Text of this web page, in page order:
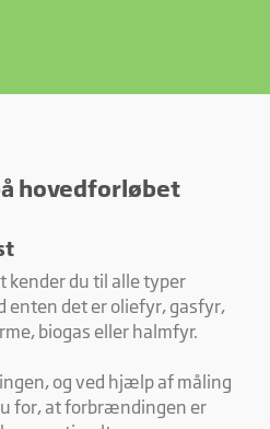
hovedforløbet
kender du til alle typer
det er oliefyr, gasfyr,
biogas eller halmfyr.
og ved hjælp af måling
for, at forbrændingen er